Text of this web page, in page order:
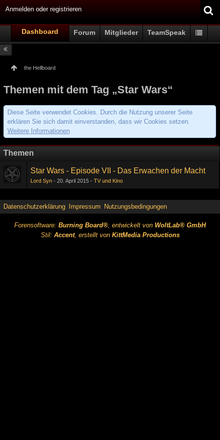
Anmelden oder registrieren
Dashboard Forum Mitglieder TeamSpeak
the Hellboard
Themen mit dem Tag „Star Wars“
Diese Seite verwendet Cookies. Durch die Nutzung unserer Seite
erklären Sie sich damit einverstanden, dass wir Cookies setzen.
Weitere Informationen
Themen
Star Wars - Episode VII - Das Erwachen der Macht
Lord Syn 20. April 2015 TV und Kino
Datenschutzerklärung Impressum Nutzungsbedingungen
Forensoftware: Burning Board®, entwickelt von WoltLab® GmbH
Stil: Accent, erstellt von KittMedia Productions